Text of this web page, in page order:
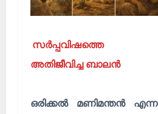
സർപ്പവിഷത്തെ
അതിജീവിച്ച ബാലൻ
ഒരിക്കൽ മണിമന്തൻ എന്ന